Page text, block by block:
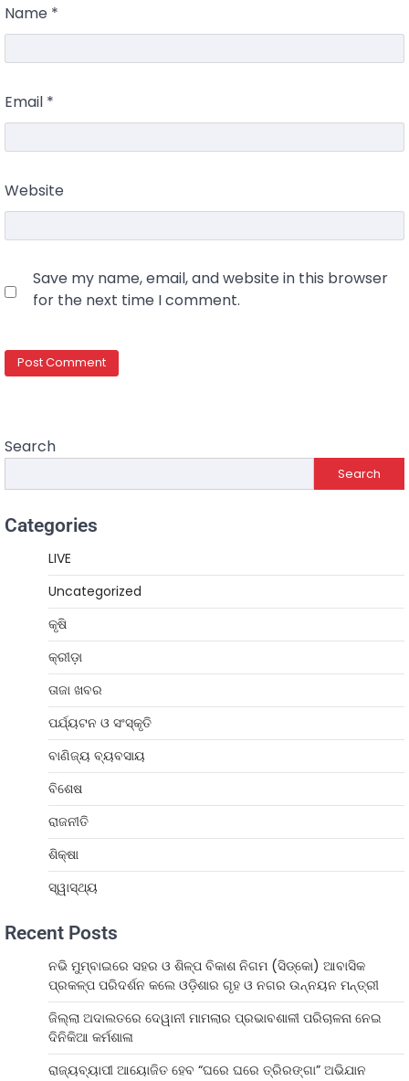
Name *
Email *
Website
Save my name, email, and website in this browser
for the next time I comment.
Search
Search
Categories
LIVE
Uncategorized
କୃଷି
କ୍ରୀଡ଼ା
ତାଜା ଖବର
ପର୍ଯ୍ୟଟନ ଓ ସଂସ୍କୃତି
ବାଣିଜ୍ୟ ବ୍ୟବସାୟ
ବିଶେଷ
ରାଜନୀତି
ଶିକ୍ଷା
ସ୍ୱାସ୍ଥ୍ୟ
Recent Posts
ନଭି ମୁମ୍ବାଇରେ ସହର ଓ ଶିଳ୍ପ ବିକାଶ ନିଗମ (ସିଡ୍‌କୋ) ଆବାସିକ
ପ୍ରକଳ୍ପ ପରିଦର୍ଶନ କଲେ ଓଡ଼ିଶାର ଗୃହ ଓ ନଗର ଉନ୍ନୟନ ମନ୍ତ୍ରୀ
ଜିଲ୍ଲା ଅଦାଲତରେ ଦେୱାନୀ ମାମଲାର ପ୍ରଭାବଶାଳୀ ପରିଚାଳନା ନେଇ
ଦିନିକିଆ କର୍ମଶାଳା
ରାଜ୍ୟବ୍ୟାପୀ ଆୟୋଜିତ ହେବ “ଘରେ ଘରେ ତ୍ରିରଙ୍ଗା” ଅଭିଯାନ